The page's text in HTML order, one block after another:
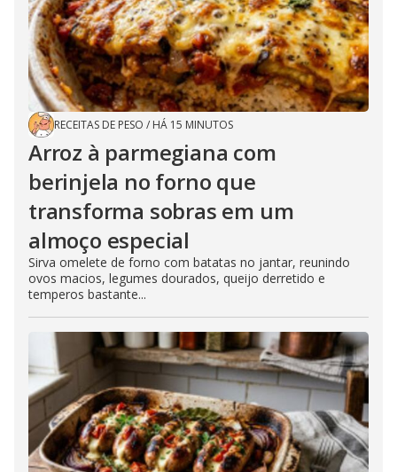
RECEITAS DE PESO / HÁ 15 MINUTOS
Arroz à parmegiana com
berinjela no forno que
transforma sobras em um
almoço especial
Sirva omelete de forno com batatas no jantar, reunindo
ovos macios, legumes dourados, queijo derretido e
temperos bastante...